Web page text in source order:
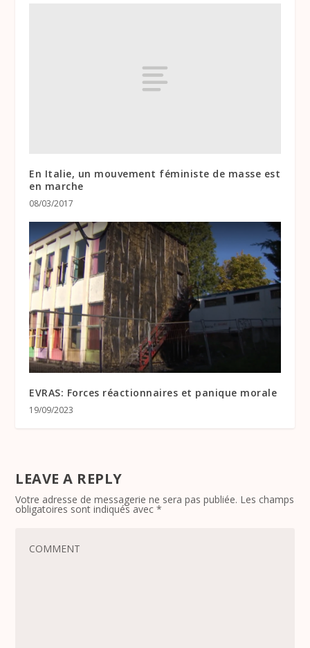
En Italie, un mouvement féministe de masse est
en marche
08/03/2017
EVRAS: Forces réactionnaires et panique morale
19/09/2023
LEAVE A REPLY
Votre adresse de messagerie ne sera pas publiée. Les champs
obligatoires sont indiqués avec*